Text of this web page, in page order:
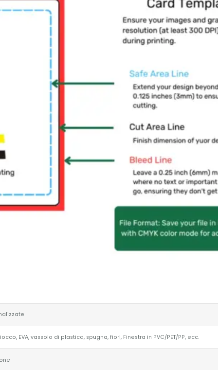
EVA, vassoio di plastica, spugna, fiori, Finestra in PVC/PET/PP, ecc.